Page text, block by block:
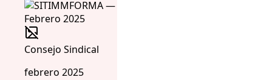
Consejo Sindical
febrero 2025